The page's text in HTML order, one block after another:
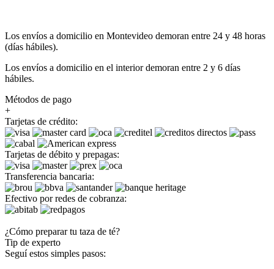
Los envíos a domicilio en Montevideo demoran entre 24 y 48 horas
(días hábiles).
Los envíos a domicilio en el interior demoran entre 2 y 6 días
hábiles.
Métodos de pago
+
Tarjetas de crédito:
Tarjetas de débito y prepagas:
Transferencia bancaria:
Efectivo por redes de cobranza:
¿Cómo preparar tu taza de té?
Tip de experto
Seguí estos simples pasos: